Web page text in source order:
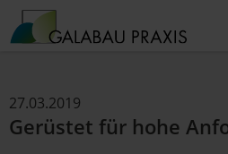
27.03.2019
Gerüstet für hohe